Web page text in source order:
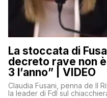
La stoccata di
decreto rave non
3 l’anno” | VIDEO
Claudia Fusani, penna de Il
la leader di FdI sul